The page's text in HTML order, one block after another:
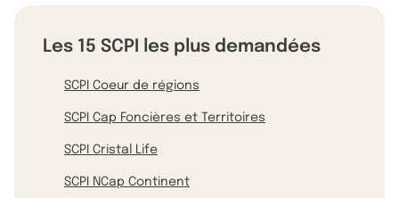
Les 15 SCPI les plus demandées
SCPI Coeur de régions
SCPI Cap Foncières et Territoires
SCPI Cristal Life
SCPI NCap Continent